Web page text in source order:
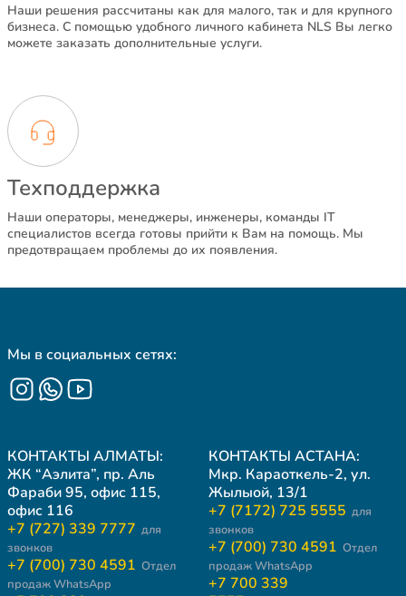
Наши решения рассчитаны как для малого, так и для крупного
бизнеса. С помощью удобного личного кабинета NLS Вы легко
можете заказать дополнительные услуги.
Техподдержка
Наши операторы, менеджеры, инженеры, команды IT
специалистов всегда готовы прийти к Вам на помощь. Мы
предотвращаем проблемы до их появления.
Мы в социальных сетях:
КОНТАКТЫ АЛМАТЫ:
ЖК “Аэлита”, пр. Аль
Фараби 95, офис 115,
офис 116
+7 (727) 339 7777 для
звонков
+7 (700) 730 4591 Отдел
продаж WhatsApp
КОНТАКТЫ АСТАНА:
Мкр. Караоткель-2, ул.
Жылыой, 13/1
+7 (7172) 725 5555 для
звонков
+7 (700) 730 4591 Отдел
продаж WhatsApp
+7 700 339